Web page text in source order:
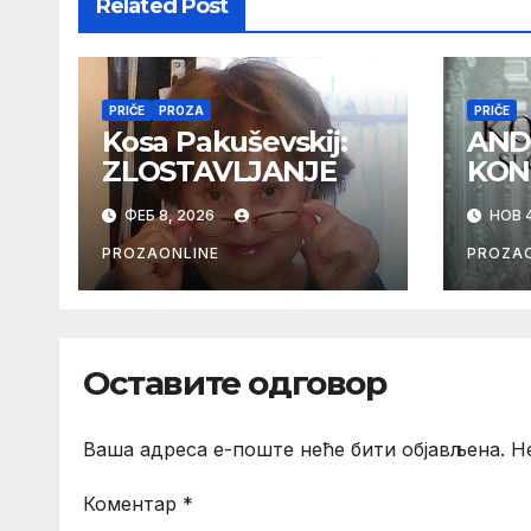
Related Post
PRIČE PROZA
Kosa Pakuševskij:
ZLOSTAVLJANJE
ФЕБ 8, 2026
PROZAONLINE
PRIČE
НОВ
Оставите одговор
Ваша адреса е-поште неће бити објављена.
Коментар *